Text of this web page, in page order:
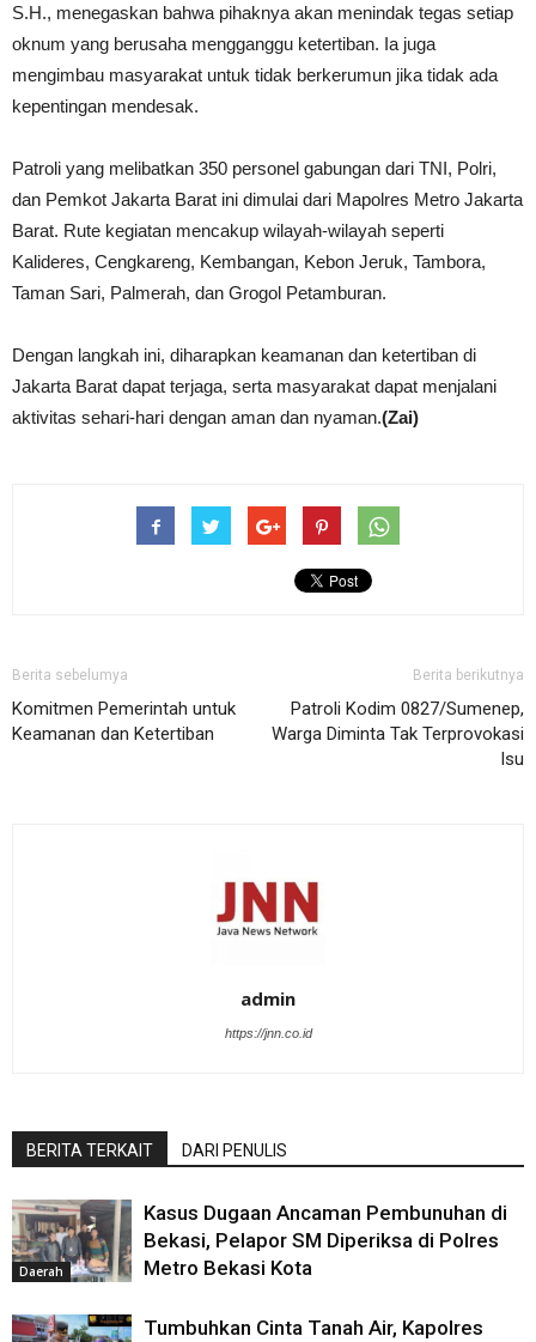
S.H., menegaskan bahwa pihaknya akan menindak tegas setiap
oknum yang berusaha mengganggu ketertiban. Ia juga
mengimbau masyarakat untuk tidak berkerumun jika tidak ada
kepentingan mendesak.
Patroli yang melibatkan 350 personel gabungan dari TNI, Polri,
dan Pemkot Jakarta Barat ini dimulai dari Mapolres Metro Jakarta
Barat. Rute kegiatan mencakup wilayah-wilayah seperti
Kalideres, Cengkareng, Kembangan, Kebon Jeruk, Tambora,
Taman Sari, Palmerah, dan Grogol Petamburan.
Dengan langkah ini, diharapkan keamanan dan ketertiban di
Jakarta Barat dapat terjaga, serta masyarakat dapat menjalani
aktivitas sehari-hari dengan aman dan nyaman.(Zai)
Berita sebelumya
Komitmen Pemerintah untuk
Keamanan dan Ketertiban
Berita berikutnya
Patroli Kodim 0827/Sumenep,
Warga Diminta Tak Terprovokasi
Isu
admin
https://jnn.co.id
BERITA TERKAIT DARI PENULIS
Daerah
Kasus Dugaan Ancaman Pembunuhan di
Bekasi, Pelapor SM Diperiksa di Polres
Metro Bekasi Kota
‎Tumbuhkan Cinta Tanah Air, Kapolres